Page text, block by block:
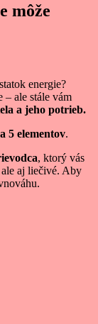
môže
energie?
– ale stále vám
a jeho potrieb.
5 elementov.
, ktorý vás
aj liečivé. Aby